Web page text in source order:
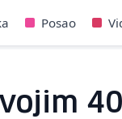
Posao